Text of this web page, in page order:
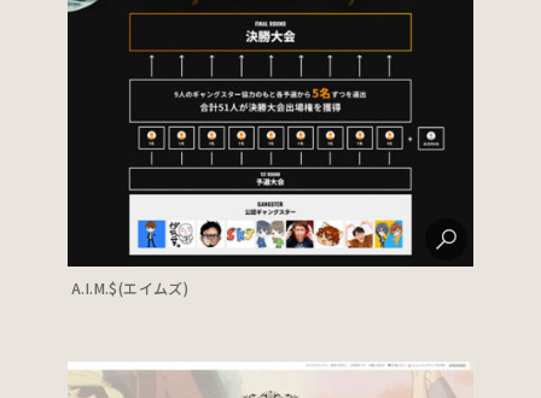
A.I.M.$(エイムズ)